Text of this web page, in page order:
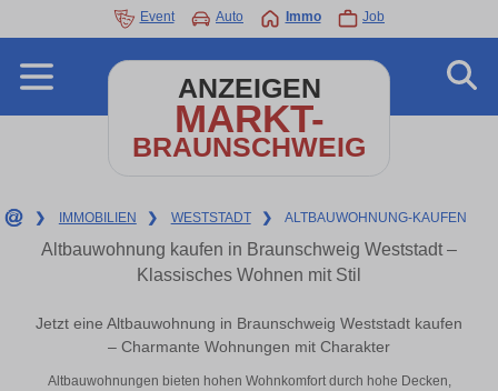
Event Auto Immo Job
ANZEIGEN
MARKT-
BRAUNSCHWEIG
❯ IMMOBILIEN ❯ WESTSTADT ❯ ALTBAUWOHNUNG-KAUFEN
Altbauwohnung kaufen in Braunschweig Weststadt –
Klassisches Wohnen mit Stil
Jetzt eine Altbauwohnung in Braunschweig Weststadt kaufen
– Charmante Wohnungen mit Charakter
Altbauwohnungen bieten hohen Wohnkomfort durch hohe Decken,